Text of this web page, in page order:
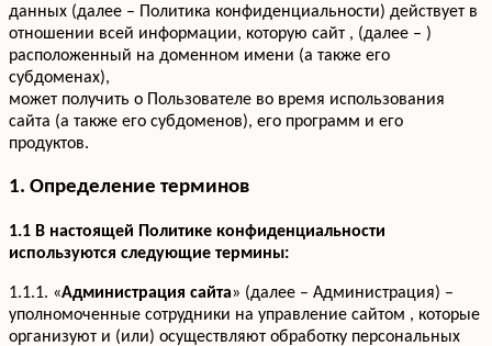
данных (далее – Политика конфиденциальности) действует в
отношении всей информации, которую сайт , (далее – )
расположенный на доменном имени (а также его
субдоменах),
может получить о Пользователе во время использования
сайта (а также его субдоменов), его программ и его
продуктов.
1. Определение терминов
1.1 В настоящей Политике конфиденциальности
используются следующие термины:
1.1.1. «Администрация сайта» (далее – Администрация) –
уполномоченные сотрудники на управление сайтом , которые
организуют и (или) осуществляют обработку персональных